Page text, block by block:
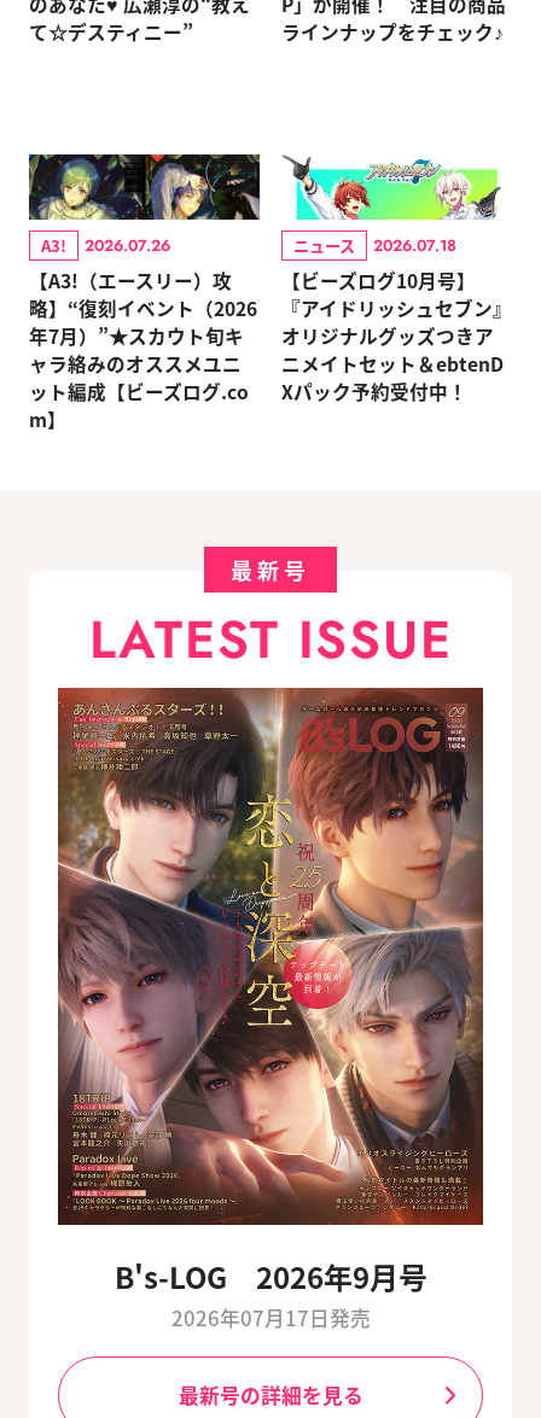
て☆デスティニー”
ラインナップをチェック♪
A3! 2026.07.26
【A3!（エースリー）攻
略】“復刻イベント（2026
年7月）”★スカウト旬キ
ャラ絡みのオススメユニ
ット編成【ビーズログ.co
m】
ニュース 2026.07.18
【ビーズログ10月号】
『アイドリッシュセブン』
オリジナルグッズつきア
ニメイトセット＆ebtenD
Xパック予約受付中！
最新号
LATEST ISSUE
B's-LOG 2026年9月号
2026年07月17日発売
最新号の詳細を見る